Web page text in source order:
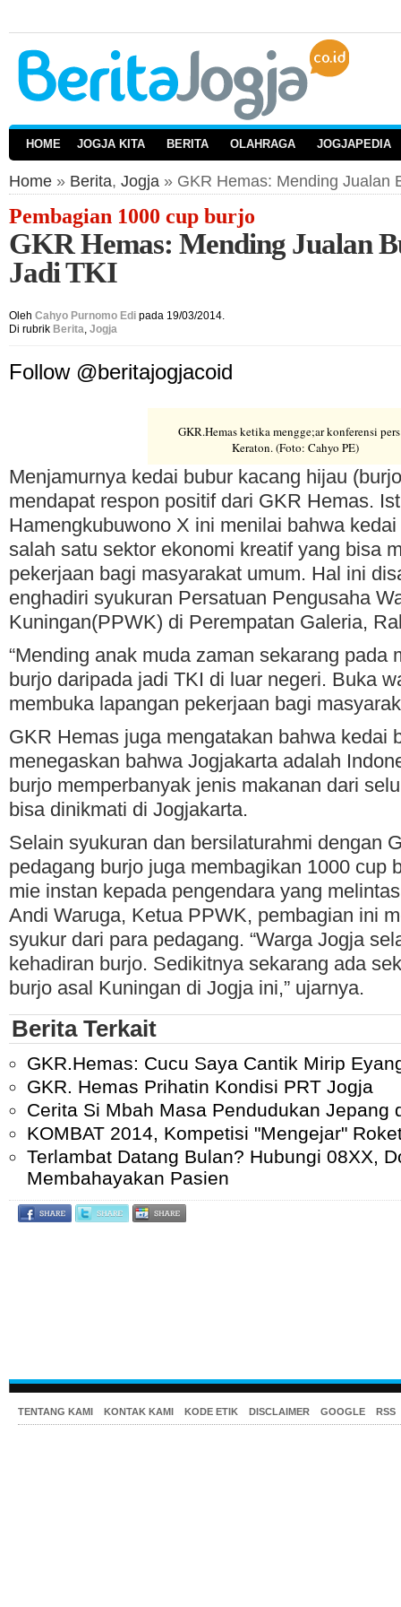
HOME JOGJA KITA BERITA OLAHRAGA JOGJAPEDIA
Home » Berita, Jogja » GKR Hemas: Mending Jualan
Pembagian 1000 cup burjo
GKR Hemas: Mending Jualan
Jadi TKI
Oleh Cahyo Purnomo Edi pada 19/03/2014.
Di rubrik Berita, Jogja
Follow @beritajogjacoid
GKR.Hemas ketika mengge;ar konferensi
Keraton. (Foto: Cahyo PE)
Menjamurnya kedai bubur kacang hijau
mendapat respon positif dari GKR Hemas.
Hamengkubuwono X ini menilai bahwa
salah satu sektor ekonomi kreatif yang bisa
pekerjaan bagi masyarakat umum. Hal ini
enghadiri syukuran Persatuan Pengusaha
Kuningan(PPWK) di Perempatan Galeria,
“Mending anak muda zaman sekarang pada
burjo daripada jadi TKI di luar negeri. Buka
membuka lapangan pekerjaan bagi
GKR Hemas juga mengatakan bahwa kedai
menegaskan bahwa Jogjakarta adalah
burjo memperbanyak jenis makanan dari
bisa dinikmati di Jogjakarta.
Selain syukuran dan bersilaturahmi dengan
pedagang burjo juga membagikan 1000 cup
mie instan kepada pengendara yang
Andi Waruga, Ketua PPWK, pembagian ini
syukur dari para pedagang. “Warga Jogja
kehadiran burjo. Sedikitnya sekarang ada
burjo asal Kuningan di Jogja ini,” ujarnya.
Berita Terkait
GKR.Hemas: Cucu Saya Cantik Mirip
GKR. Hemas Prihatin Kondisi PRT Jogja
Cerita Si Mbah Masa Pendudukan Jepang
KOMBAT 2014, Kompetisi "Mengejar"
Terlambat Datang Bulan? Hubungi 08XX,
Membahayakan Pasien
TENTANG KAMI KONTAK KAMI KODE ETIK DISCLAIMER GOOGLE RSS